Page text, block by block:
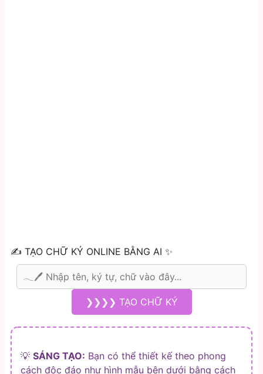
✍️ TẠO CHỮ KÝ ONLINE BẰNG AI ✨
❯❯❯❯ TẠO CHỮ KÝ
💡 SÁNG TẠO: Bạn có thể thiết kế theo phong
cách độc đáo như hình mẫu bên dưới bằng cách